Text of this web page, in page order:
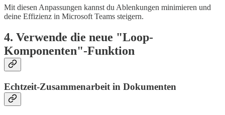
Mit diesen Anpassungen kannst du Ablenkungen minimieren und
deine Effizienz in Microsoft Teams steigern.
4. Verwende die neue "Loop-
Komponenten"-Funktion
Echtzeit-Zusammenarbeit in Dokumenten